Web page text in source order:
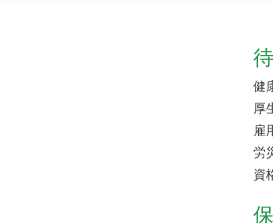
健
厚
雇
労
資